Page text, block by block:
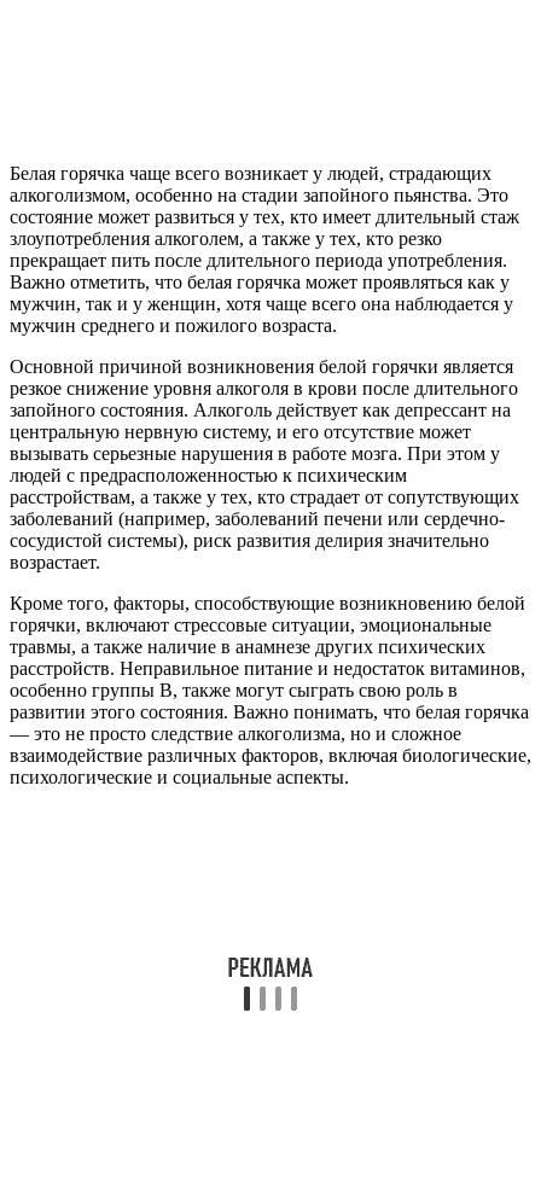
Белая горячка чаще всего возникает у людей, страдающих
алкоголизмом, особенно на стадии запойного пьянства. Это
состояние может развиться у тех, кто имеет длительный стаж
злоупотребления алкоголем, а также у тех, кто резко
прекращает пить после длительного периода употребления.
Важно отметить, что белая горячка может проявляться как у
мужчин, так и у женщин, хотя чаще всего она наблюдается у
мужчин среднего и пожилого возраста.
Основной причиной возникновения белой горячки является
резкое снижение уровня алкоголя в крови после длительного
запойного состояния. Алкоголь действует как депрессант на
центральную нервную систему, и его отсутствие может
вызывать серьезные нарушения в работе мозга. При этом у
людей с предрасположенностью к психическим
расстройствам, а также у тех, кто страдает от сопутствующих
заболеваний (например, заболеваний печени или сердечно-
сосудистой системы), риск развития делирия значительно
возрастает.
Кроме того, факторы, способствующие возникновению белой
горячки, включают стрессовые ситуации, эмоциональные
травмы, а также наличие в анамнезе других психических
расстройств. Неправильное питание и недостаток витаминов,
особенно группы B, также могут сыграть свою роль в
развитии этого состояния. Важно понимать, что белая горячка
— это не просто следствие алкоголизма, но и сложное
взаимодействие различных факторов, включая биологические,
психологические и социальные аспекты.